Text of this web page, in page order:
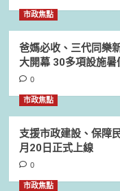
市政焦點
爸媽必收、三代同樂
大開幕 30多項設施暑
0
市政焦點
支援市政建設、保障
月20日正式上線
0
市政焦點